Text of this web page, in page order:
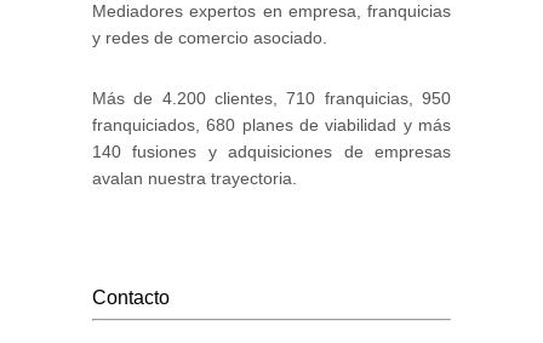
Mediadores expertos en empresa, franquicias
y redes de comercio asociado.
Más de 4.200 clientes, 710 franquicias, 950
franquiciados, 680 planes de viabilidad y más
140 fusiones y adquisiciones de empresas
avalan nuestra trayectoria.
Contacto